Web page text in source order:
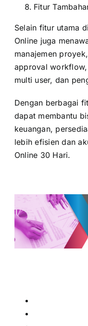
Fitur
Selain fitur utama
Online juga
manajemen
approval workflow,
multi user, dan
Dengan berbagai
dapat membantu
keuangan,
lebih efisien dan
Online 30 Hari.